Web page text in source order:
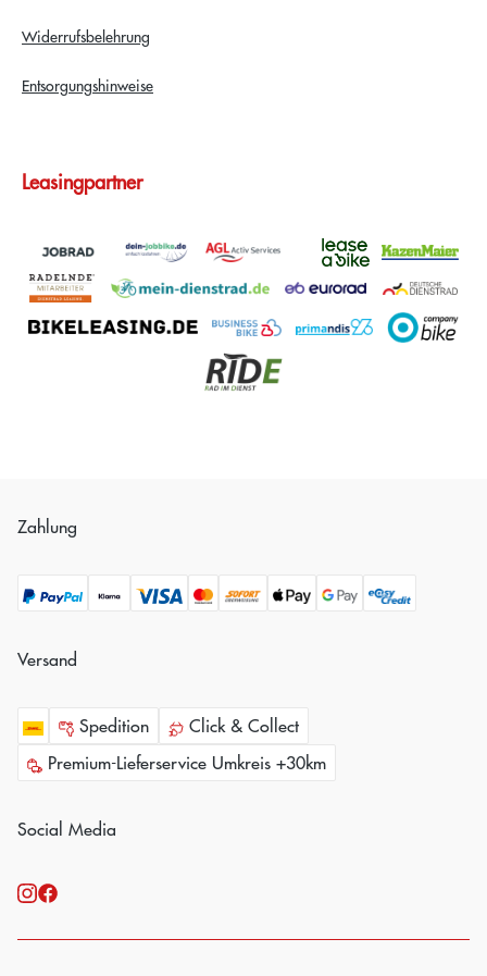
Widerrufsbelehrung
Entsorgungshinweise
Leasingpartner
Zahlung
Versand
Spedition
Click & Collect
Premium-Lieferservice Umkreis +30km
Social Media